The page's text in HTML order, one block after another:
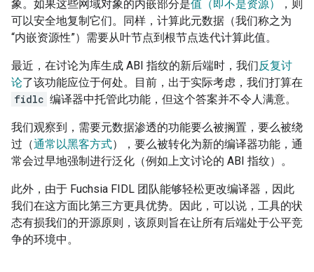
象。如果这些网域对象的内嵌部分是值（即不是资源）
，则
可以安全地复制它们。同样，计算此元数据（我们称之为
“内嵌资源性”）需要从叶节点到根节点迭代计算此值。
最近，在讨论为库生成 ABI 指纹的新后端时，我们反复讨
论了该功能应位于何处。目前，出于实际考虑，我们打算在
fidlc 编译器中托管此功能，但这个答案并不令人满意。
我们观察到，需要元数据渗透的功能要么被搁置，要么被绕
过（通常以黑客方式），要么被转化为新的编译器功能，通
常会过早地强制进行泛化（例如上文讨论的 ABI 指纹）。
此外，由于 Fuchsia FIDL 团队能够轻松更改编译器，因此
我们在这方面比第三方更具优势。因此，可以说，工具的状
态有损我们的开源原则，该原则旨在让所有后端处于公平竞
争的环境中。